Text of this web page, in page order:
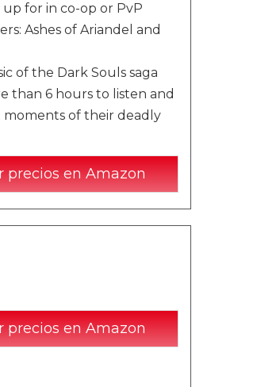
for in co-op or PvP
Ashes of Ariandel and
of the Dark Souls saga
than 6 hours to listen and
moments of their deadly
precios en Amazon
precios en Amazon